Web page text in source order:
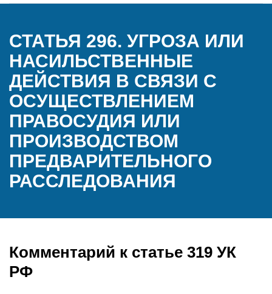
СТАТЬЯ 296. УГРОЗА ИЛИ
НАСИЛЬСТВЕННЫЕ
ДЕЙСТВИЯ В СВЯЗИ С
ОСУЩЕСТВЛЕНИЕМ
ПРАВОСУДИЯ ИЛИ
ПРОИЗВОДСТВОМ
ПРЕДВАРИТЕЛЬНОГО
РАССЛЕДОВАНИЯ
Комментарий к статье 319 УК
РФ